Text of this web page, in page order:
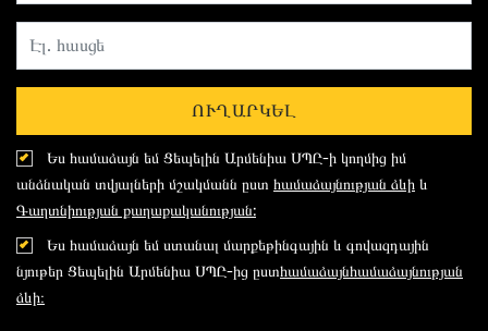
ՈՒՂԱՐԿԵԼ
Ես համաձայն եմ Ցեպելին Արմենիա ՍՊԸ-ի կողմից իմ
անձնական տվյալների մշակմանն ըստ համաձայնության ձևի և
Գաղտնիության քաղաքականության:
Ես համաձայն եմ ստանալ մարքեթինգային և գովազդային
նյութեր Ցեպելին Արմենիա ՍՊԸ-ից ըստհամաձայնհամաձայնության
ձևի։